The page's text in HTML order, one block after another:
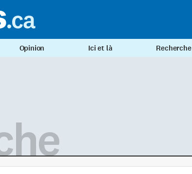
Opinion Ici et là Recherche